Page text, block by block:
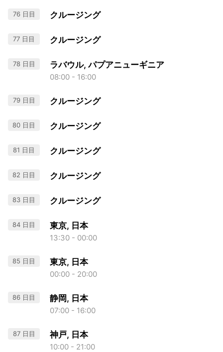
76 日目 クルージング
77 日目 クルージング
78 日目 ラバウル, パプアニューギニア
08:00 - 16:00
79 日目 クルージング
80 日目 クルージング
81 日目 クルージング
82 日目 クルージング
83 日目 クルージング
84 日目 東京, 日本
13:30 - 00:00
85 日目 東京, 日本
00:00 - 20:00
86 日目 静岡, 日本
07:00 - 16:00
87 日目 神戸, 日本
10:00 - 21:00